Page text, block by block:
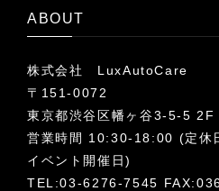
ABOUT
株式会社 LuxAutoCare
〒151-0072
東京都渋谷区幡ヶ谷3-5-5 2F
営業時間 10:30-18:00 (定休
イベント開催日)
TEL:03-6276-7545